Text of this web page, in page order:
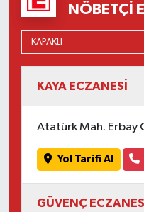
NÖBETÇI
KAYA ECZANESİ
Atatürk Mah. Erbay
Yol Tarifi Al
GÜVENÇ ECZANESİ